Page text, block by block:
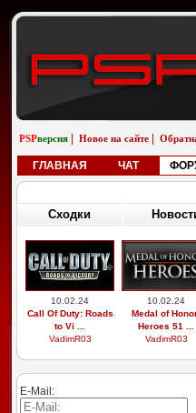
PSPверсия Новое на сайте
ГЛАВНАЯ ЧАТ
Сходки
10.02.24
Call Of Duty: Roads
to Vi ...
VadimR03
10.02.24
Medal of
Heroes 51 ...
VadimR03
E-Mail: